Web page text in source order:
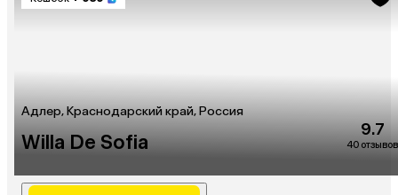
Адлер, Краснодарский край, Россия
Willa De Sofia
9.7
40 отзывов